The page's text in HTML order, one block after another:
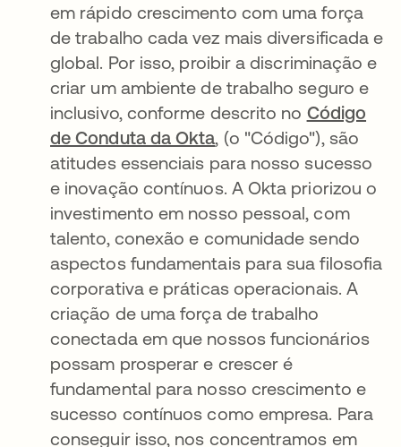
em rápido crescimento com uma força
de trabalho cada vez mais diversificada e
global. Por isso, proibir a discriminação e
criar um ambiente de trabalho seguro e
inclusivo, conforme descrito no Código
de Conduta da Okta, (o "Código"), são
atitudes essenciais para nosso sucesso
e inovação contínuos. A Okta priorizou o
investimento em nosso pessoal, com
talento, conexão e comunidade sendo
aspectos fundamentais para sua filosofia
corporativa e práticas operacionais. A
criação de uma força de trabalho
conectada em que nossos funcionários
possam prosperar e crescer é
fundamental para nosso crescimento e
sucesso contínuos como empresa. Para
conseguir isso, nos concentramos em